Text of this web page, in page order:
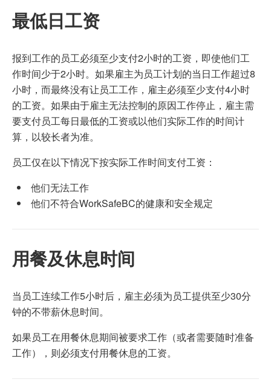
最低日工资
报到工作的员工必须至少支付2小时的工资，即使他们工
作时间少于2小时。如果雇主为员工计划的当日工作超过8
小时，而最终没有让员工工作，雇主必须至少支付4小时
的工资。如果由于雇主无法控制的原因工作停止，雇主需
要支付员工每日最低的工资或以他们实际工作的时间计
算，以较长者为准。
员工仅在以下情况下按实际工作时间支付工资：
他们无法工作
他们不符合WorkSafeBC的健康和安全规定
用餐及休息时间
当员工连续工作5小时后，雇主必须为员工提供至少30分
钟的不带薪休息时间。
如果员工在用餐休息期间被要求工作（或者需要随时准备
工作），则必须支付用餐休息的工资。